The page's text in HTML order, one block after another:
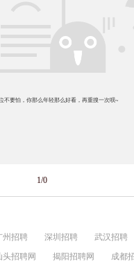
不要怕，你那么年轻那么好看，再重搜一次呗~
1/0
州招聘 深圳招聘
武汉招聘
头招聘网 揭阳招聘网
成都